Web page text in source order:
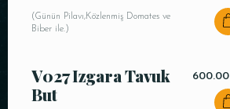
(Günün Pilavı,Közlenmiş Domates ve
Biber ile.)
V027 Izgara Tavuk
But
600.00